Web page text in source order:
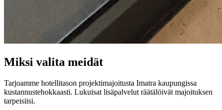
Miksi valita meidät
Tarjoamme hotellitason projektimajoitusta Imatra kaupungissa
kustannustehokkaasti. Lukuisat lisäpalvelut räätälöivät majoituksen
tarpeisiisi.